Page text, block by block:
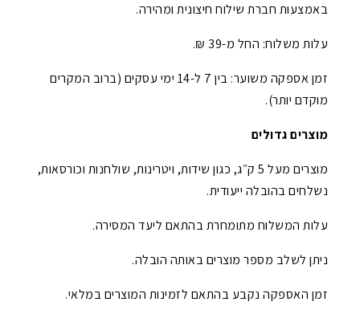
באמצעות חברת שילוח חיצונית ומהירה.
עלות משלוח: החל מ-39 ₪.
זמן אספקה משוער: בין 7 ל-14 ימי עסקים (ברוב המקרים
מוקדם יותר).
מוצרים גדולים
מוצרים מעל 5 ק״ג, כגון שידות, ויטרינות, שולחנות וכורסאות,
נשלחים בהובלה ייעודית.
עלות המשלוח מתומחרת בהתאם ליעד המסירה.
ניתן לשלב מספר מוצרים באותה הובלה.
זמן האספקה נקבע בהתאם לזמינות המוצרים במלאי.